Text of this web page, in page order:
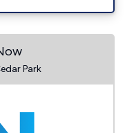
Park